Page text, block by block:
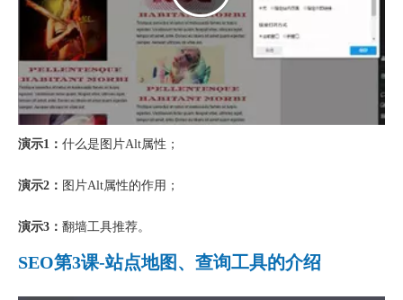
演示1： 什么是图片Alt属性；
演示2： 图片Alt属性的作用；
演示3： 翻墙工具推荐。
SEO第3课-站点地图、查询工具的介绍